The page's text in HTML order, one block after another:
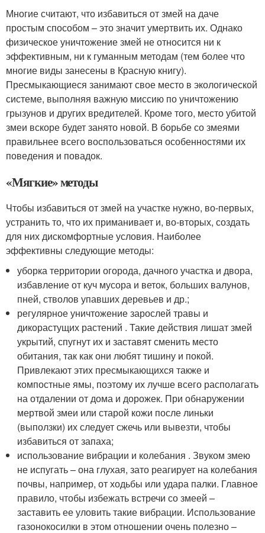
Многие считают, что избавиться от змей на даче
простым способом – это значит умертвить их. Однако
физическое уничтожение змей не относится ни к
эффективным, ни к гуманным методам (тем более что
многие виды занесены в Красную книгу).
Пресмыкающиеся занимают свое место в экологической
системе, выполняя важную миссию по уничтожению
грызунов и других вредителей. Кроме того, место убитой
змеи вскоре будет занято новой. В борьбе со змеями
правильнее всего воспользоваться особенностями их
поведения и повадок.
«Мягкие» методы
Чтобы избавиться от змей на участке нужно, во-первых,
устранить то, что их приманивает и, во-вторых, создать
для них дискомфортные условия. Наиболее
эффективны следующие методы:
уборка территории огорода, дачного участка и двора,
избавление от куч мусора и веток, больших валунов,
пней, стволов упавших деревьев и др.;
регулярное уничтожение зарослей травы и
дикорастущих растений . Такие действия лишат змей
укрытий, спугнут их и заставят сменить место
обитания, так как они любят тишину и покой.
Привлекают этих пресмыкающихся также и
компостные ямы, поэтому их лучше всего располагать
на отдалении от дома и дорожек. При обнаружении
мертвой змеи или старой кожи после линьки
(выползки) их следует сжечь или вывезти, чтобы
избавиться от запаха;
использование вибрации и колебания . Звуком змею
не испугать – она глухая, зато реагирует на колебания
почвы, например, от ходьбы или удара палки. Главное
правило, чтобы избежать встречи со змеей –
заставить ее уловить такие вибрации. Использование
газонокосилки в этом отношении очень полезно –